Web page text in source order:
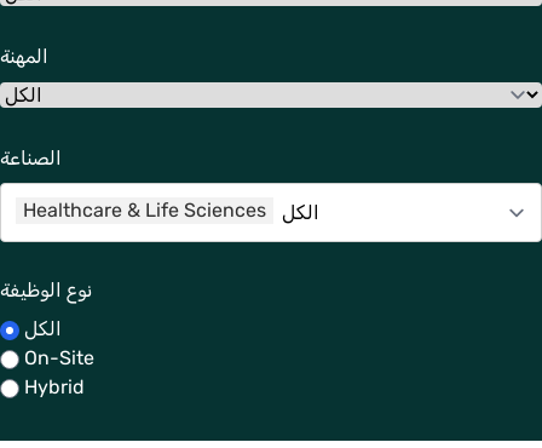
المهنة
الصناعة
Healthcare & Life Sciences
نوع الوظيفة
الكل
On-Site
Hybrid